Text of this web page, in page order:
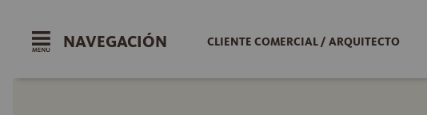
NAVEGACIÓN CLIENTE COMERCIAL / ARQUITECTO